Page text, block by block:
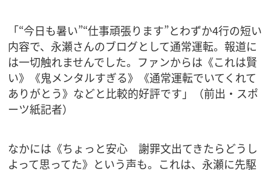
「“今日も暑い”“仕事頑張ります”とわずか4行の短い
内容で、永瀬さんのブログとして通常運転。報道に
は一切触れませんでした。ファンからは《これは賢
い》《鬼メンタルすぎる》《通常運転でいてくれて
ありがとう》などと比較的好評です」（前出・スポ
ーツ紙記者）
なかには《ちょっと安心 謝罪文出てきたらどうし
よって思ってた》という声も。これは、永瀬に先駆